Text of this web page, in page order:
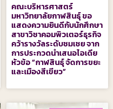
คณะบริหารศาสตร์
มหาวิทยาลัยกาฬสินธุ์ ขอ
แสดงความยินดีกับนักศึกษา
สาขาวิชาคอมพิวเตอร์ธุรกิจ
คว้ารางวัลระดับชมเชย จาก
การประกวดนำเสนอไอเดีย
หัวข้อ “กาฬสินธุ์ จัดการขยะ
และเมืองสีเขียว”